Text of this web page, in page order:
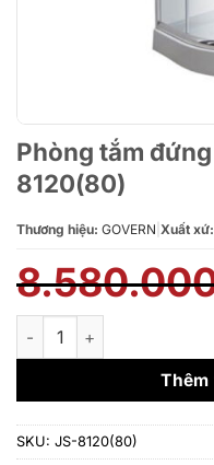
Phòng tắm
8120(80)
Thương hiệu: GOVERN Xuất xứ:
Phòng tắm đứng vách
SKU: JS-8120(80)